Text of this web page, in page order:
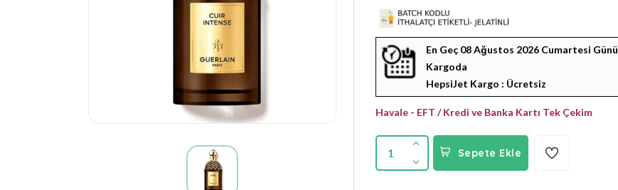
En Geç 08 Ağustos 2026 Cumartesi Günü
Kargoda
HepsiJet Kargo : Ücretsiz
Havale - EFT / Kredi ve Banka Kartı Tek Çekim
1 Sepete Ekle